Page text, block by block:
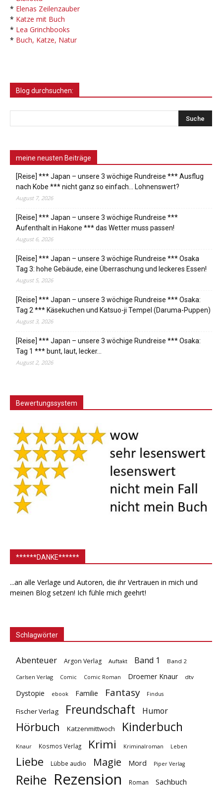
* Elenas Zeilenzauber
* Katze mit Buch
* Lea Grinchbooks
* Buch, Katze, Natur
Blog durchsuchen:
meine neusten Beiträge
[Reise] *** Japan – unsere 3 wöchige Rundreise *** Ausflug
nach Kobe *** nicht ganz so einfach… Lohnenswert?
August 7, 2026
[Reise] *** Japan – unsere 3 wöchige Rundreise ***
Aufenthalt in Hakone *** das Wetter muss passen!
August 6, 2026
[Reise] *** Japan – unsere 3 wöchige Rundreise *** Osaka
Tag 3: hohe Gebäude, eine Überraschung und leckeres Essen!
August 5, 2026
[Reise] *** Japan – unsere 3 wöchige Rundreise *** Osaka:
Tag 2 *** Käsekuchen und Katsuo-ji Tempel (Daruma-Puppen)
August 3, 2026
[Reise] *** Japan – unsere 3 wöchige Rundreise *** Osaka:
Tag 1 *** bunt, laut, lecker…
August 2, 2026
Bewertungssystem
******DANKE******
...an alle Verlage und Autoren, die ihr Vertrauen in mich und
meinen Blog setzen! Ich fühle mich geehrt!
Schlagwörter
Abenteuer Argon Verlag Auftakt Band 1 Band 2
Carlsen Verlag Comic Comic Roman Droemer Knaur dtv
Dystopie ebook Familie Fantasy Findus
Fischer Verlag Freundschaft Humor
Hörbuch Katzenmittwoch Kinderbuch
Knaur Kosmos Verlag Krimi Kriminalroman Leben
Liebe Lübbe audio Magie Mord Piper Verlag
Reihe Rezension Roman Sachbuch